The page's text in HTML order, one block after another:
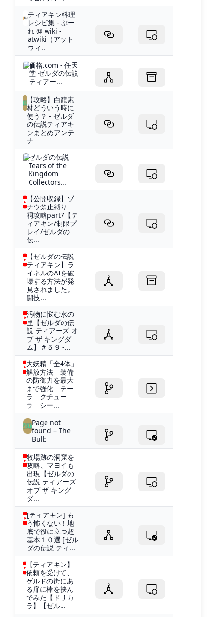
ティアキン料理
レシピ集 - ぷー
れ @ wiki -
atwiki（アット
ウィ...
価格.com - 任天
堂 ゼルダの伝説
ティアー...
【攻略】白龍素
材どういう時に
使う？ - ゼルダ
の伝説ティアキ
ンまとめアンテ
ナ
ゼルダの伝説
Tears of the
Kingdom
Collectors...
【公開収録】ゾ
ナウ禁止縛り
祠攻略part7【テ
ィアキン/制限プ
レイ/ゼルダの
伝...
【ゼルダの伝説
ティアキン】ラ
イネルのAIを破
壊する方法が発
見されました。
闘技...
汚物に悩む水の
里【ゼルダの伝
説 ティアーズ オ
ブ ザ キングダ
ム】＃５９ -...
大妖精「全4体」
解放方法 装備
の防御力を最大
まで強化 テー
ラ クチュー
ラ シー...
Page not
found – The
Bulb
牧場跡の洞窟を
攻略、マヨイも
出現【ゼルダの
伝説 ティアーズ
オブ ザ キング
ダ...
[ティアキン] も
う怖くない！地
底で役に立つ超
基本１０選 [ゼル
ダの伝説 ティ...
【ティアキン】
依頼を受けて、
ゲルドの街にあ
る扉に棒を挟ん
でみた【ドリカ
ラ】【ゼル...